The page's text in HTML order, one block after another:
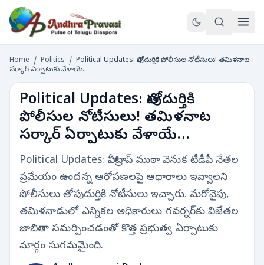
Home / Politics / Political Updates: తోపుదుర్తికి పోలీసుల నోటీసులు! తమిళనాట
సర్కార్ ఏర్పాటుకు వేళాయే...
Political Updates: తోపుదుర్తికి
పోలీసుల నోటీసులు! తమిళనాట
సర్కార్ ఏర్పాటుకు వేళాయే...
Political Updates: హానీట్రాప్ ముఠా వెనుక టీడీపీ నేతల
ప్రమేయం ఉందన్న ఆరోపణలపై ఆధారాలు ఇవ్వాలని
పోలీసులు తోపుదుర్తికి నోటీసులు ఇచ్చారు. మరోవైపు,
తమిళనాడులో ఎన్నికల అధికారులు గవర్నర్‌కు విజేతల
జాబితా సమర్పించడంతో కొత్త ప్రభుత్వ ఏర్పాటుకు
మార్గం సుగమమైంది.